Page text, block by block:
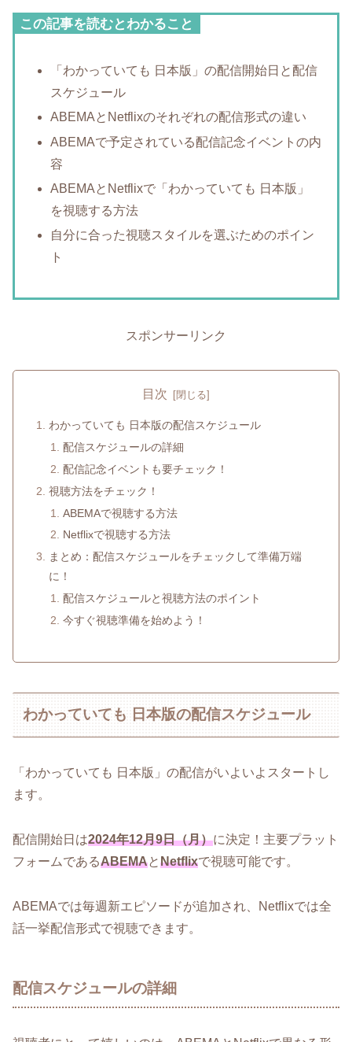
この記事を読むとわかること
「わかっていても 日本版」の配信開始日と配信
スケジュール
ABEMAとNetflixのそれぞれの配信形式の違い
ABEMAで予定されている配信記念イベントの内
容
ABEMAとNetflixで「わかっていても 日本版」
を視聴する方法
自分に合った視聴スタイルを選ぶためのポイン
ト
スポンサーリンク
目次
わかっていても 日本版の配信スケジュール
配信スケジュールの詳細
配信記念イベントも要チェック！
視聴方法をチェック！
ABEMAで視聴する方法
Netflixで視聴する方法
まとめ：配信スケジュールをチェックして準備万端
に！
配信スケジュールと視聴方法のポイント
今すぐ視聴準備を始めよう！
わかっていても 日本版の配信スケジュール
「わかっていても 日本版」の配信がいよいよスタートし
ます。
配信開始日は2024年12月9日（月）に決定！主要プラット
フォームであるABEMAとNetflixで視聴可能です。
ABEMAでは毎週新エピソードが追加され、Netflixでは全
話一挙配信形式で視聴できます。
配信スケジュールの詳細